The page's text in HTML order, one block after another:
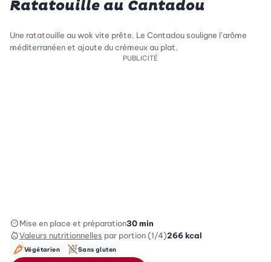
Ratatouille au Cantadou
Une ratatouille au wok vite prête. Le Contadou souligne l’arôme
méditerranéen et ajoute du crémeux au plat.
PUBLICITÉ
Mise en place et préparation30 min
Valeurs nutritionnelles par portion (1/4)266kcal
Végétarien Sans gluten